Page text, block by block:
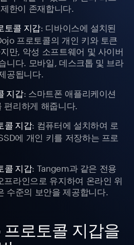
한이 존재합니다.
토콜 지갑: 디바이스에 설치된
프로토콜의 개인 키와 토큰
만, 악성 소프트웨어 및 사이버
니다. 모바일, 데스크톱 및 브라
공됩니다.
지갑: 스마트폰 애플리케이션
편리하게 해줍니다.
콜 지갑: 컴퓨터에 설치하여 로
에 개인 키를 저장하는 프로
콜 지갑: Tangem과 같은 전용
라인으로 유지하여 온라인 위
수준의 보안을 제공합니다.
로토콜 지갑을